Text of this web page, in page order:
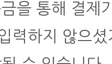
을 통해 결제
력하지 않으